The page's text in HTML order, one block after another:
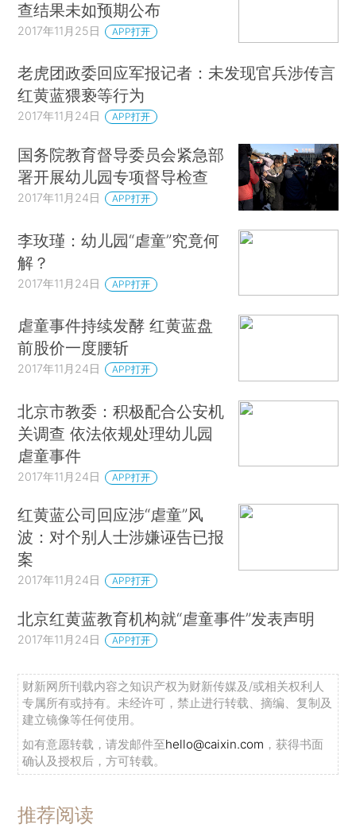
查结果未如预期公布
2017年11月25日 APP打开
老虎团政委回应军报记者：未发现官兵涉传言
红黄蓝猥亵等行为
2017年11月24日 APP打开
国务院教育督导委员会紧急部
署开展幼儿园专项督导检查
2017年11月24日 APP打开
李玫瑾：幼儿园“虐童”究竟何
解？
2017年11月24日 APP打开
虐童事件持续发酵 红黄蓝盘
前股价一度腰斩
2017年11月24日 APP打开
北京市教委：积极配合公安机
关调查 依法依规处理幼儿园
虐童事件
2017年11月24日 APP打开
红黄蓝公司回应涉“虐童”风
波：对个别人士涉嫌诬告已报
案
2017年11月24日 APP打开
北京红黄蓝教育机构就“虐童事件”发表声明
2017年11月24日 APP打开
财新网所刊载内容之知识产权为财新传媒及/或相关权利人
专属所有或持有。未经许可，禁止进行转载、摘编、复制及
建立镜像等任何使用。
如有意愿转载，请发邮件至hello@caixin.com ，获得书面
确认及授权后，方可转载。
推荐阅读